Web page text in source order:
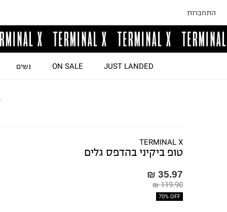
התחברות
JUST LANDED
ON SALE נשים
TERMINAL X
טופ ביקיני בהדפס גלים
35.97 ₪
119.90 ₪
70% OFF